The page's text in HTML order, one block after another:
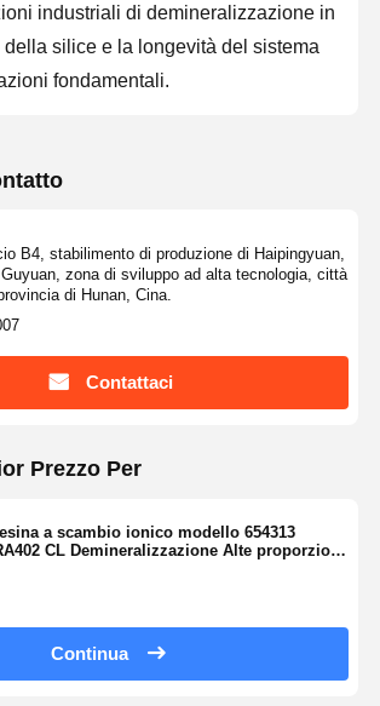
industriali di demineralizzazione in
silice e la longevità del sistema
fondamentali.
B4, stabilimento di produzione di Haipingyuan,
zona di sviluppo ad alta tecnologia, città
di Hunan, Cina.
Contattaci
Prezzo Per
a scambio ionico modello 654313
CL Demineralizzazione Alte proporzioni
Continua